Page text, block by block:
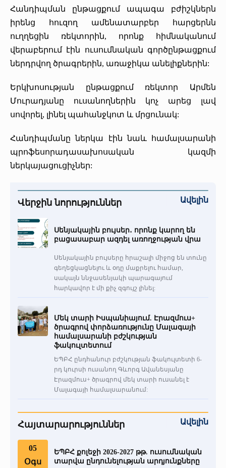
«Հերացի» արհեստակցական կազմակերպություն
«Հերացի» վերլուծական
Հանդիպման ընթացքում ապագա բժիշկներն
իրենց հուզող ամենատարբեր հարցերնն
ուղղեցին ռեկտորին, որոնք հիմնականում
վերաբերում էին ուսումնական գործընթացքում
ներդրվող ծրագրերին, առաջիկա անելիքներին:
Երկխոսության ընթացքում ռեկտոր Արմեն
Մուրադյանը ուսանողներին կոչ արեց լավ
սովորել, լինել պահանջկոտ և մրցունակ:
Հանդիպմանը ներկա էին նաև համալսարանի
պրոֆեսորադասախոսական կազմի
ներկայացուցիչներ:
Վերջին նորություններ Ավելին
Սենյակային բույսեր․ որոնք կարող են
բացասաբար ազդել առողջության վրա
Սենյակային բույսերը հրաշալի միջոց են տունը
գեղեցկացնելու և օդը մաքրելու համար,
սակայն ննջասենյակի պարագայում
հարկավոր է մի քիչ զգույշ լինել:
Մեկ տարի Իսպանիայում. Էրազմուս+
ծրագրով փորձառությունը Մալագայի
համալսարանի բժշկության
ֆակուլտետում
ԵՊԲՀ ընդհանուր բժշկության ֆակուլտետի 6-
րդ կուրսի ուսանող Գևորգ Ավանեսյանը
Էրազմուս+ ծրագրով մեկ տարի ուսանել է
Մալագայի համալսարանում:
Հայտարարություններ Ավելին
05
Օգս
ԵՊԲՀ քոլեջի 2026-2027 թթ. ուսումնական
տարվա ընդունելության արդյունքները